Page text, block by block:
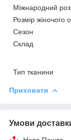
Міжнародний
Розмір жіночого
Сезон
Склад
Тип тканини
Приховати
Умови